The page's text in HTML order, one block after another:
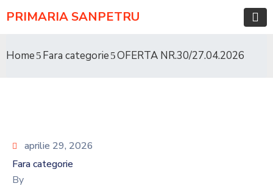
PRIMARIA SANPETRU
Home Fara categorie OFERTA NR.30/27.04.2026
aprilie 29, 2026
Fara categorie
By